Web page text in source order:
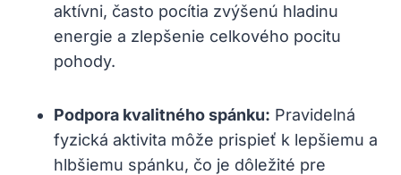
aktívni, často pocítia zvýšenú hladinu
energie a zlepšenie celkového ​pocitu
pohody.
Podpora kvalitného spánku: Pravidelná
fyzická aktivita môže prispieť k‍ lepšiemu a
hlbšiemu spánku, čo je dôležité pre‍